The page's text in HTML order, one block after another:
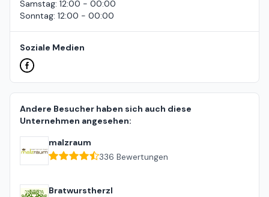
Samstag: 12:00 - 00:00
Sonntag: 12:00 - 00:00
Soziale Medien
Andere Besucher haben sich auch diese
Unternehmen angesehen:
malzraum
336 Bewertungen
Bratwurstherzl